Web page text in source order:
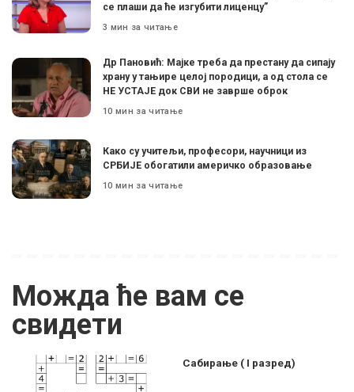
се плаши да ће изгубити лиценцу”
3 мин за читање
Др Пановић: Мајке треба да престану да сипају
храну у тањире целој породици, а од стола се
НЕ УСТАЈЕ док СВИ не заврше оброк
10 мин за читање
Како су учитељи, професори, научници из
СРБИЈЕ обогатили америчко образовање
10 мин за читање
Можда ће вам се
свидети
Сабирање ( I разред)